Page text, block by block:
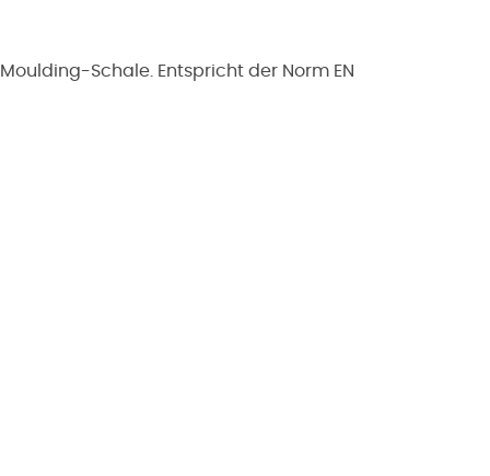
Schale. Entspricht der Norm EN